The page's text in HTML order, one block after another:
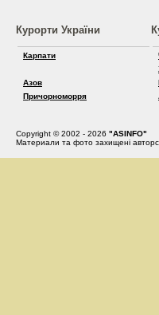
Курорти України
Карпати
Азов
Причорноморря
Copyright © 2002 - 2026 "ASINFO"
Материали та фото захищені